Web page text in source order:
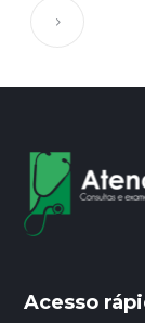
Acesso